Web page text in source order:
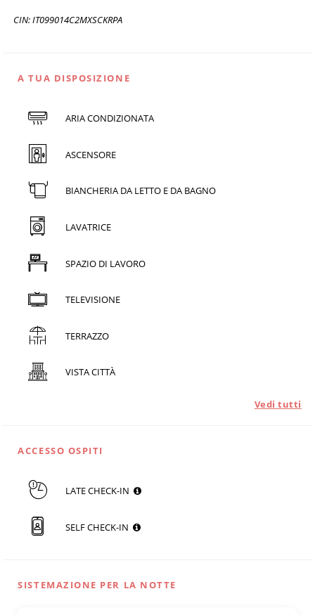
CIN: IT099014C2MXSCKRPA
A TUA DISPOSIZIONE
ARIA CONDIZIONATA
ASCENSORE
BIANCHERIA DA LETTO E DA BAGNO
LAVATRICE
SPAZIO DI LAVORO
TELEVISIONE
TERRAZZO
VISTA CITTÀ
Vedi tutti
ACCESSO OSPITI
LATE CHECK-IN
SELF CHECK-IN
SISTEMAZIONE PER LA NOTTE